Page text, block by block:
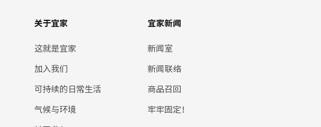
关于宜家
这就是宜家
加入我们
可持续的日常生活
气候与环境
宜家新闻
新闻室
新闻联络
商品召回
牢牢固定！